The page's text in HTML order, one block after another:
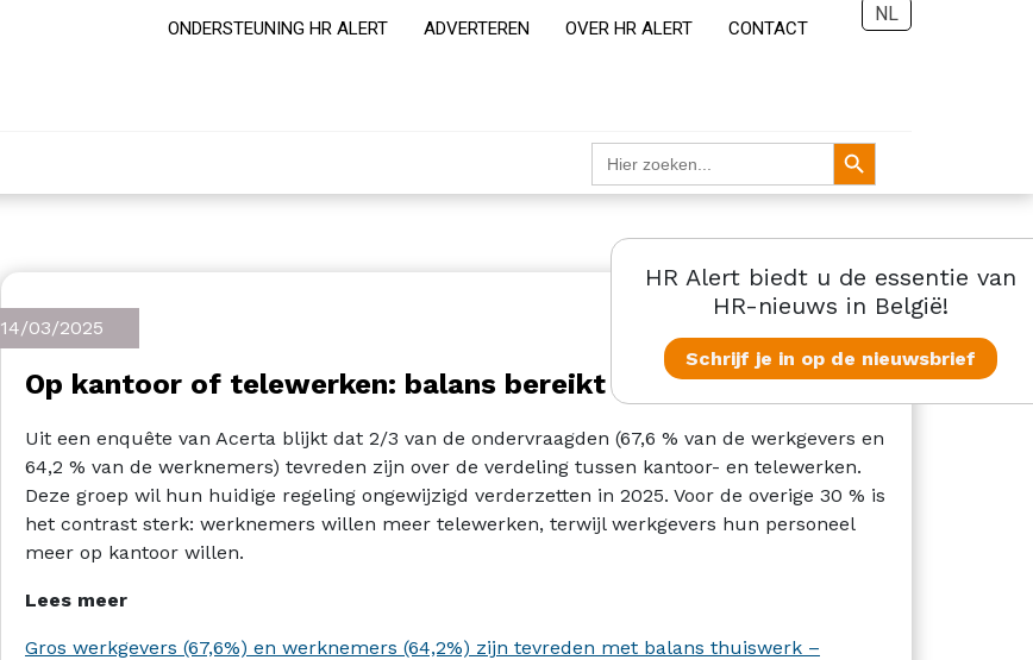
ONDERSTEUNING HR ALERT ADVERTEREN OVER HR ALERT CONTACT
NL
Zoek
naar:
Zoekknop
HR Alert biedt u de essentie van
HR-nieuws in België!
Schrijf je in op de nieuwsbrief
14/03/2025
Op kantoor of telewerken: balans bereikt
Uit een enquête van Acerta blijkt dat 2/3 van de ondervraagden (67,6 % van de werkgevers en
64,2 % van de werknemers) tevreden zijn over de verdeling tussen kantoor- en telewerken.
Deze groep wil hun huidige regeling ongewijzigd verderzetten in 2025. Voor de overige 30 % is
het contrast sterk: werknemers willen meer telewerken, terwijl werkgevers hun personeel
meer op kantoor willen.
Lees meer
Gros werkgevers (67,6%) en werknemers (64,2%) zijn tevreden met balans thuiswerk –